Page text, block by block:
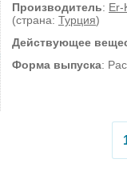
Производитель: Er-
(страна: Турция)
Действующее
Форма выпуска: